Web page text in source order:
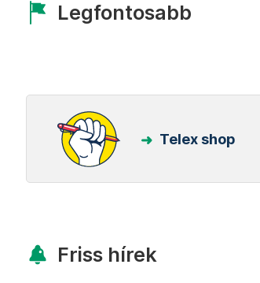
Legfontosabb
Telex shop
Friss hírek